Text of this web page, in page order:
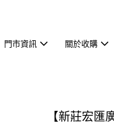
門市資訊 關於收購
【新莊宏匯